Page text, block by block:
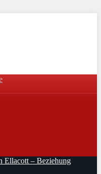
Ellacott – Beziehung